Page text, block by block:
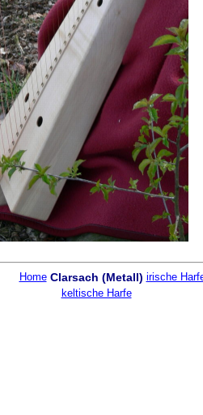
Home Clarsach (Metall) irische
keltische Harfe